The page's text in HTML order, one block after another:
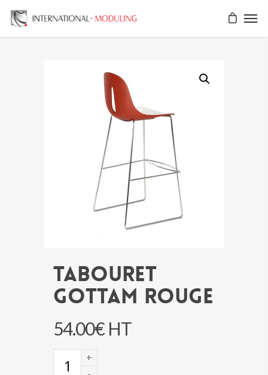
TABOURET
GOTTAM ROUGE
54.00€ HT